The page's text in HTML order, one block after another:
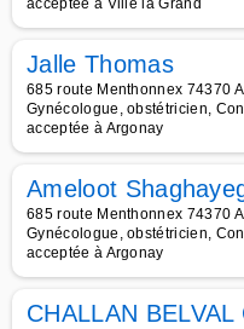
acceptée à Ville la Grand
Jalle Thomas
685 route Menthonnex 74370
Gynécologue, obstétricien,
acceptée à Argonay
Ameloot
685 route Menthonnex 74370
Gynécologue, obstétricien,
acceptée à Argonay
CHALLAN BELVAL